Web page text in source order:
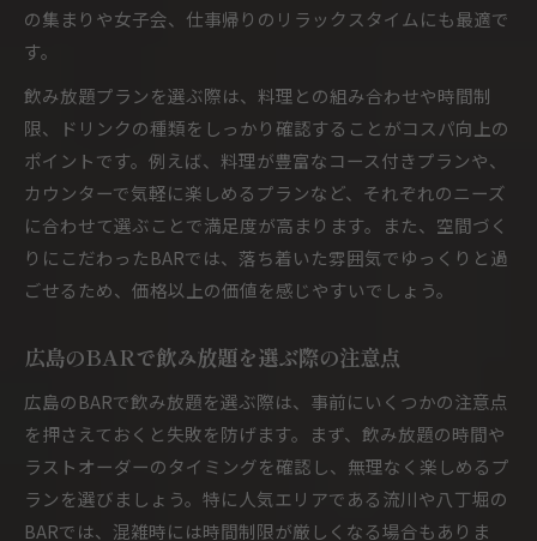
の集まりや女子会、仕事帰りのリラックスタイムにも最適で
す。
飲み放題プランを選ぶ際は、料理との組み合わせや時間制
限、ドリンクの種類をしっかり確認することがコスパ向上の
ポイントです。例えば、料理が豊富なコース付きプランや、
カウンターで気軽に楽しめるプランなど、それぞれのニーズ
に合わせて選ぶことで満足度が高まります。また、空間づく
りにこだわったBARでは、落ち着いた雰囲気でゆっくりと過
ごせるため、価格以上の価値を感じやすいでしょう。
広島のBARで飲み放題を選ぶ際の注意点
広島のBARで飲み放題を選ぶ際は、事前にいくつかの注意点
を押さえておくと失敗を防げます。まず、飲み放題の時間や
ラストオーダーのタイミングを確認し、無理なく楽しめるプ
ランを選びましょう。特に人気エリアである流川や八丁堀の
BARでは、混雑時には時間制限が厳しくなる場合もありま